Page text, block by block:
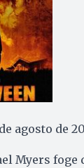
agosto de
Myers